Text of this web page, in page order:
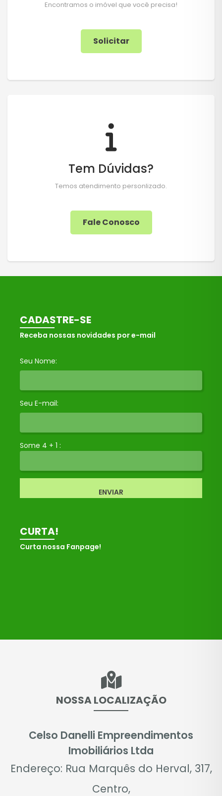
Encontramos o imóvel que você precisa!
Solicitar
Tem Dúvidas?
Temos atendimento personlizado.
Fale Conosco
CADASTRE-SE
Receba nossas novidades por e-mail
Seu Nome:
Seu E-mail:
Some 4 + 1 :
ENVIAR
CURTA!
Curta nossa Fanpage!
NOSSA LOCALIZAÇÃO
Celso Danelli Empreendimentos
Imobiliários Ltda
Endereço: Rua Marquês do Herval, 317,
Centro,